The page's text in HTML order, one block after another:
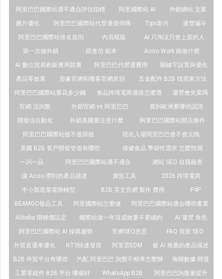
阿里巴巴國際站適不適合評估指標
阿里國際站 AI
外銷網站 文案
圖片優化
阿里巴巴國際站代營運值得嗎 Tips影片
運營漏斗
阿里巴巴國際站排名規則
內頁模版
AI 只淘汰只會上架的人
第一次做外銷
跟進信 範本
Accio Work 能做什麼
AI 數位貿易創新應用競賽
阿里巴巴代營運費用
關鍵字設置與優化
產品零效果
形象官網和獲客官網差別
五金配件 B2B 找買家方法
阿里巴巴國際站要花多少錢
食品跨境電商通路怎麼選
運營會失業嗎
官網 沒詢盤
外銷官網 vs 阿里巴巴
賣到歐洲要哪些認證
開發信自動化
外銷美國要注意什麼
阿里巴巴國際站開店條件
阿里巴巴國際站值不值得做
現在入場阿里巴巴會不會太晚
美國 B2B 客戶開發管道有哪些
保健食品 季節性需求 怎麼預測
一詞一品
阿里巴巴國際站適不適合
網站 SEO 自我檢查
讓 Accio 撈到的產品描述
廣告工具
2026 跨境電商
中小製造業電商轉型
B2B 英文官網 製作 費用
P4P
BEAMGO發品工具
阿里國際站怎麼做
阿里巴巴國際站適合哪些產業
Alibaba 階梯價設定
國際站做一年沒成效要不要續約
AI 運營 角色
阿里巴巴國際站 AI 採購趨勢
官網SEO意思
FAQ 頁面 SEO
外貿直通車優化
RTS快速發貨 阿里雲EDM
被 AI 推薦的產品描述
B2B 外貿平台有哪些
汽配 阿里巴巴 詢盤不精準怎麼辦
海關數據 開發
工業零組件 B2B 平台 哪個好
WhatsApp B2B
阿里巴巴詢盤量提升